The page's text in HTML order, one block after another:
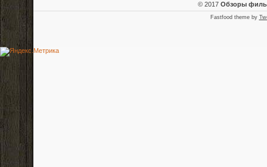
© 2017 Обзоры
Fastfood theme by